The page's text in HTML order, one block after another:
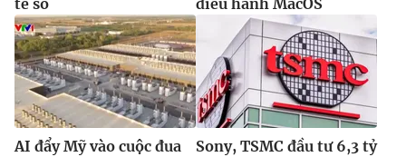
AI đẩy Mỹ vào cuộc đua
Sony, TSMC đầu tư 6,3 tỷ